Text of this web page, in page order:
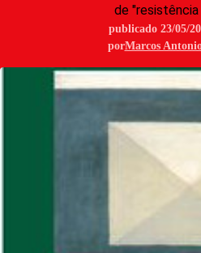
de
publicado 23/05/
porMarcos